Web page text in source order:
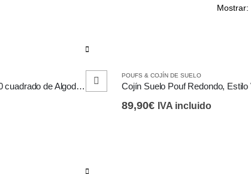
Mostrar:
Cojín Suelo estilo Vintage 90 cuadrado de Algodón, Reposapiés
POUFS & COJÍN DE SUELO
89,90€ IVA incluido